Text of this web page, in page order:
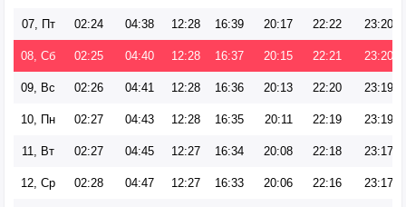
07, Пт 02:24 04:38 12:28 16:39 20:17 22:22 23:20
08, Сб 02:25 04:40 12:28 16:37 20:15 22:21 23:20
09, Вс 02:26 04:41 12:28 16:36 20:13 22:20 23:19
10, Пн 02:27 04:43 12:28 16:35 20:11 22:19 23:19
11, Вт 02:27 04:45 12:27 16:34 20:08 22:18 23:17
12, Ср 02:28 04:47 12:27 16:33 20:06 22:16 23:17